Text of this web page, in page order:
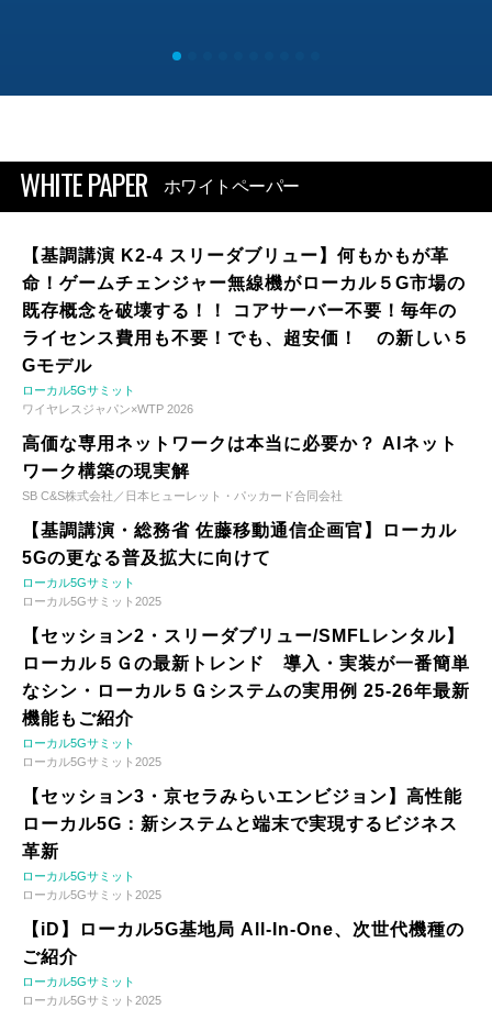
WHITE PAPER ホワイトペーパー
【基調講演 K2-4 スリーダブリュー】何もかもが革
命！ゲームチェンジャー無線機がローカル５G市場の
既存概念を破壊する！！ コアサーバー不要！毎年の
ライセンス費用も不要！でも、超安価！ の新しい５
Gモデル
ローカル5Gサミット
ワイヤレスジャパン×WTP 2026
高価な専用ネットワークは本当に必要か？ AIネット
ワーク構築の現実解
SB C&S株式会社／日本ヒューレット・パッカード合同会社
【基調講演・総務省 佐藤移動通信企画官】ローカル
5Gの更なる普及拡大に向けて
ローカル5Gサミット
ローカル5Gサミット2025
【セッション2・スリーダブリュー/SMFLレンタル】
ローカル５Ｇの最新トレンド 導入・実装が一番簡単
なシン・ローカル５Ｇシステムの実用例 25-26年最新
機能もご紹介
ローカル5Gサミット
ローカル5Gサミット2025
【セッション3・京セラみらいエンビジョン】高性能
ローカル5G：新システムと端末で実現するビジネス
革新
ローカル5Gサミット
ローカル5Gサミット2025
【iD】ローカル5G基地局 All-In-One、次世代機種の
ご紹介
ローカル5Gサミット
ローカル5Gサミット2025